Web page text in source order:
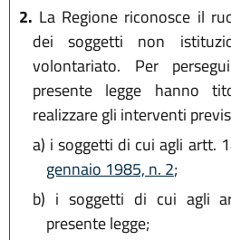
2. La Regione riconosce il
dei soggetti non
volontariato. Per
presente legge hanno
realizzare gli interventi
a) i soggetti di cui agli artt.
gennaio 1985, n. 2;
b) i soggetti di cui agli
presente legge;